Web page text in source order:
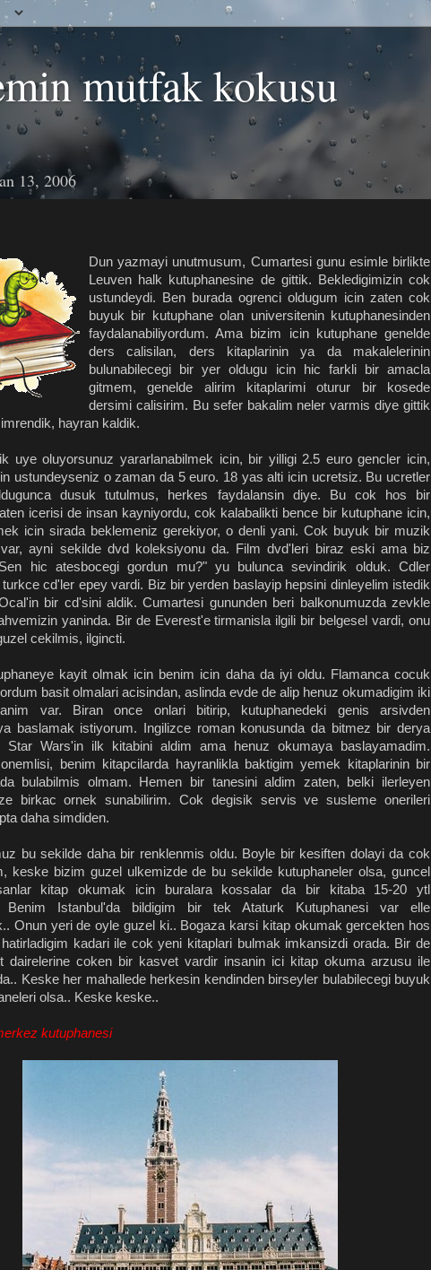
mutfak kokusu
13, 2006
Dun yazmayi unutmusum, Cumartesi gunu esimle birlikte
Leuven halk kutuphanesine de gittik. Bekledigimizin cok
ustundeydi. Ben burada ogrenci oldugum icin zaten cok
buyuk bir kutuphane olan universitenin kutuphanesinden
faydalanabiliyordum. Ama bizim icin kutuphane genelde
ders calisilan, ders kitaplarinin ya da makalelerinin
bulunabilecegi bir yer oldugu icin hic farkli bir amacla
gitmem, genelde alirim kitaplarimi oturur bir kosede
dersimi calisirim. Bu sefer bakalim neler varmis diye gittik
hayran kaldik.
uye oluyorsunuz yararlanabilmek icin, bir yilligi 2.5 euro gencler icin,
ustundeyseniz o zaman da 5 euro. 18 yas alti icin ucretsiz. Bu ucretler
dusuk tutulmus, herkes faydalansin diye. Bu cok hos bir
icerisi de insan kayniyordu, cok kalabalikti bence bir kutuphane icin,
icin sirada beklemeniz gerekiyor, o denli yani. Cok buyuk bir muzik
ayni sekilde dvd koleksiyonu da. Film dvd'leri biraz eski ama biz
hic atesbocegi gordun mu?" yu bulunca sevindirik olduk. Cdler
cd'ler epey vardi. Biz bir yerden baslayip hepsini dinleyelim istedik
bir cd'sini aldik. Cumartesi gununden beri balkonumuzda zevkle
yaninda. Bir de Everest'e tirmanisla ilgili bir belgesel vardi, onu
cekilmis, ilgincti.
kayit olmak icin benim icin daha da iyi oldu. Flamanca cocuk
basit olmalari acisindan, aslinda evde de alip henuz okumadigim iki
var. Biran once onlari bitirip, kutuphanedeki genis arsivden
baslamak istiyorum. Ingilizce roman konusunda da bitmez bir derya
Star Wars'in ilk kitabini aldim ama henuz okumaya baslayamadim.
benim kitapcilarda hayranlikla baktigim yemek kitaplarinin bir
bulabilmis olmam. Hemen bir tanesini aldim zaten, belki ilerleyen
birkac ornek sunabilirim. Cok degisik servis ve susleme onerileri
daha simdiden.
bu sekilde daha bir renklenmis oldu. Boyle bir kesiften dolayi da cok
keske bizim guzel ulkemizde de bu sekilde kutuphaneler olsa, guncel
kitap okumak icin buralara kossalar da bir kitaba 15-20 ytl
Benim Istanbul'da bildigim bir tek Ataturk Kutuphanesi var elle
Onun yeri de oyle guzel ki.. Bogaza karsi kitap okumak gercekten hos
kadari ile cok yeni kitaplari bulmak imkansizdi orada. Bir de
dairelerine coken bir kasvet vardir insanin ici kitap okuma arzusu ile
Keske her mahallede herkesin kendinden birseyler bulabilecegi buyuk
olsa.. Keske keske..
kutuphanesi